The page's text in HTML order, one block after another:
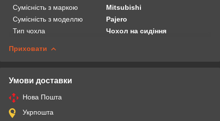
Сумісність з маркою
Mitsubishi
Сумісність з моделлю
Pajero
Тип чохла
Чохол на сидіння
Приховати
Умови доставки
Нова Пошта
Укрпошта